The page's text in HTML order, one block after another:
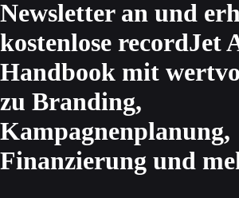
Newsletter an und
kostenlose recordJet
Handbook mit
zu Branding,
Kampagnenplanung,
Finanzierung und